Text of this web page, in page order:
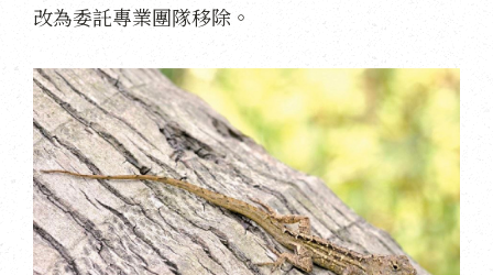
改為委託專業團隊移除。